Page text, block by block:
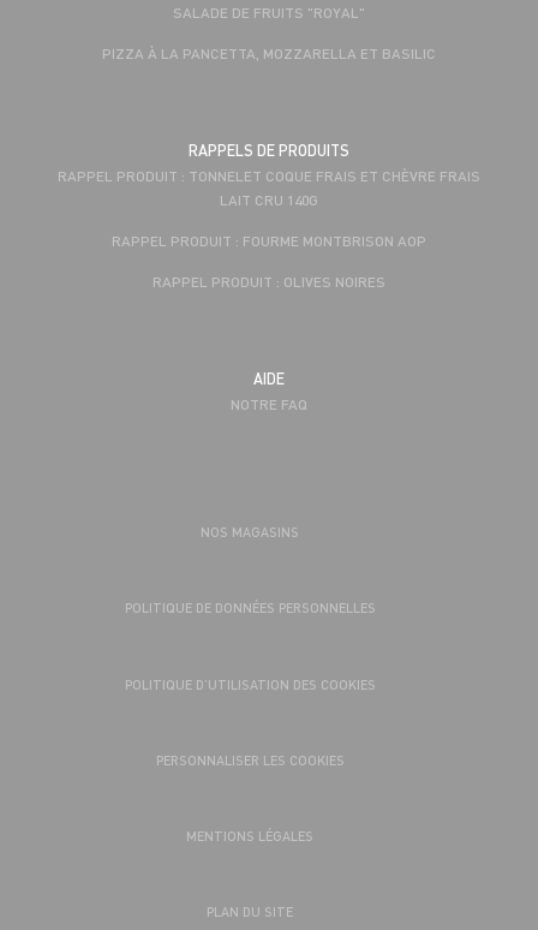
SALADE DE FRUITS "ROYAL"
PIZZA À LA PANCETTA, MOZZARELLA ET BASILIC
RAPPELS DE PRODUITS
RAPPEL PRODUIT : TONNELET COQUE FRAIS ET CHÈVRE FRAIS
LAIT CRU 140G
RAPPEL PRODUIT : FOURME MONTBRISON AOP
RAPPEL PRODUIT : OLIVES NOIRES
AIDE
NOTRE FAQ
NOS MAGASINS
POLITIQUE DE DONNÉES PERSONNELLES
POLITIQUE D’UTILISATION DES COOKIES
PERSONNALISER LES COOKIES
MENTIONS LÉGALES
PLAN DU SITE